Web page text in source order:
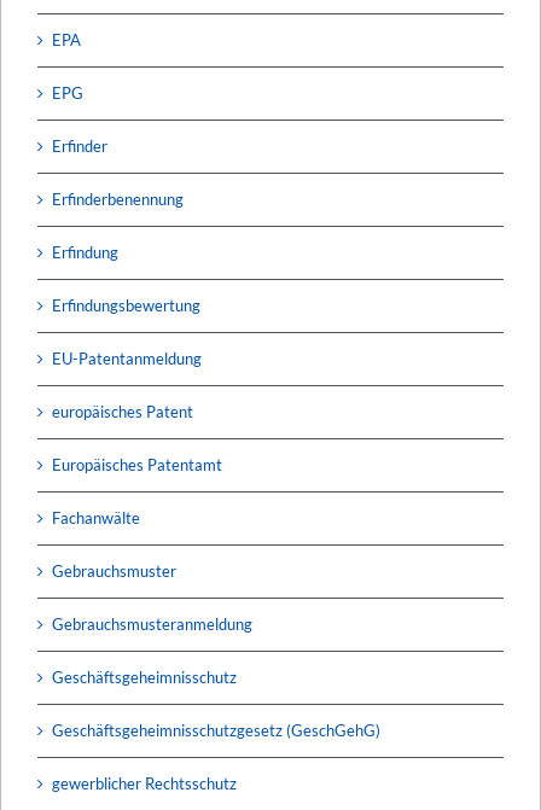
EPA
EPG
Erfinder
Erfinderbenennung
Erfindung
Erfindungsbewertung
EU-Patentanmeldung
europäisches Patent
Europäisches Patentamt
Fachanwälte
Gebrauchsmuster
Gebrauchsmusteranmeldung
Geschäftsgeheimnisschutz
Geschäftsgeheimnisschutzgesetz (GeschGehG)
gewerblicher Rechtsschutz